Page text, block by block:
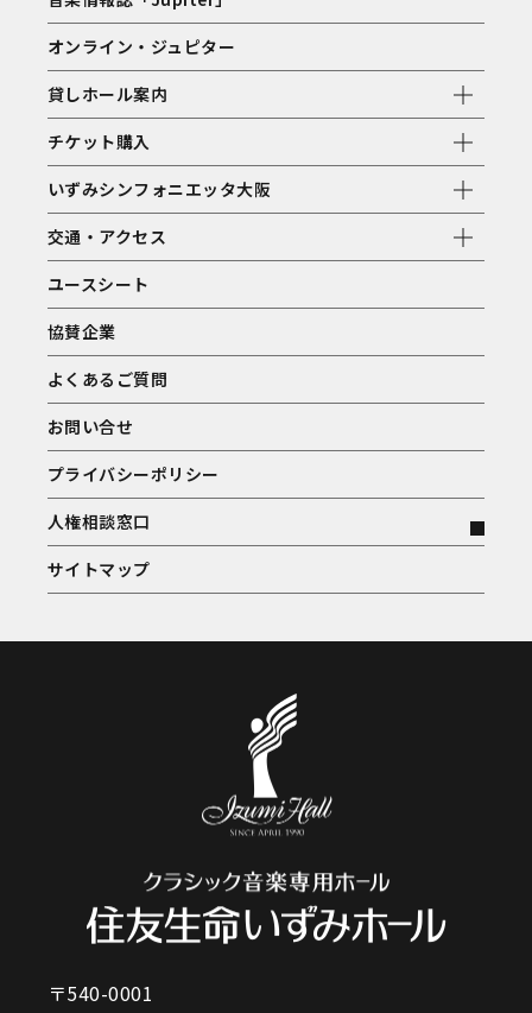
オンライン・ジュピター
貸しホール案内
チケット購入
いずみシンフォニエッタ大阪
交通・アクセス
ユースシート
協賛企業
よくあるご質問
お問い合せ
プライバシーポリシー
人権相談窓口
サイトマップ
〒540-0001